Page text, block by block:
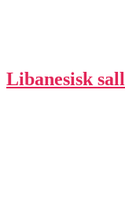
Libanesisk